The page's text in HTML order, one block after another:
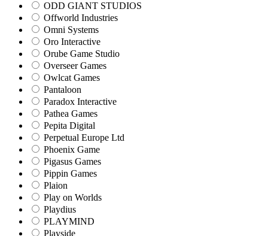
ODD GIANT STUDIOS
Offworld Industries
Omni Systems
Oro Interactive
Orube Game Studio
Overseer Games
Owlcat Games
Pantaloon
Paradox Interactive
Pathea Games
Pepita Digital
Perpetual Europe Ltd
Phoenix Game
Pigasus Games
Pippin Games
Plaion
Play on Worlds
Playdius
PLAYMIND
Playside